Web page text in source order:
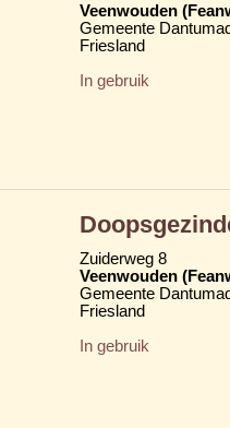
Veenwouden
Gemeente
Friesland
In gebruik
Zuiderweg 8
Veenwouden
Gemeente
Friesland
In gebruik